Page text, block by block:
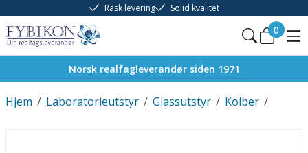
Rask levering Solid kvalitet
0
Norsk realfagleverandør siden 1971
/
Hjem /
Laboratorieutstyr /
Glassutstyr /
Kolber